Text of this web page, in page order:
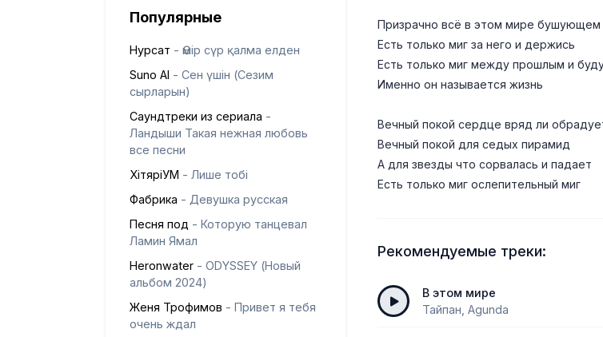
Популярные
Нурсат - Өмір сүр қалма елден
Suno AI - Сен үшін (Сезим
сырларын)
Саундтреки из сериала -
Ландыши Такая нежная любовь
все песни
ХітяріУМ - Лише тобі
Фабрика - Девушка русская
Песня под - Которую танцевал
Ламин Ямал
Heronwater - ODYSSEY (Новый
альбом 2024)
Женя Трофимов - Привет я тебя
очень ждал
Призрачно всё в этом мире бушующем
Есть только миг за него и держись
Есть только миг между прошлым и
Именно он называется жизнь
Вечный покой сердце вряд ли
Вечный покой для седых пирамид
А для звезды что сорвалась и падает
Есть только миг ослепительный миг
Рекомендуемые треки:
В этом мире
Тайпан, Agunda